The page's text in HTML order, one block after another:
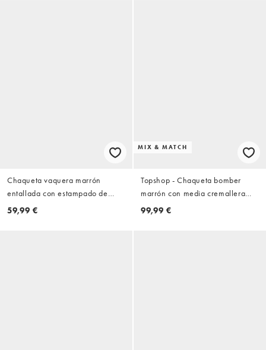
Chaqueta vaquera marrón
entallada con estampado de
lunares azules y cuello alzado
59,99 €
MIX & MATCH
Topshop - Chaqueta bomber
marrón con media cremallera
(parte de un conjunto)
99,99 €